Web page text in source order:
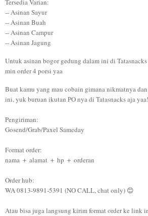
Tersedia Varian:
-- Asinan Sayur
-- Asinan Buah
-- Asinan Campur
-- Asinan Jagung
Untuk asinan bogor gedung dalam ini di Tatasnacks
min order 4 porsi yaa
Buat kamu yang mau cobain gimana nikmatnya
ini, yuk buruan ikutan PO nya di Tatasnacks aja yaa!
Pengiriman:
Gosend/Grab/Paxel Sameday
Format order:
nama ＋ alamat ＋ hp ＋ orderan
Order hub:
WA 0813-9891-5391 (NO CALL, chat only) 😊
Atau bisa juga langsung kirim format order ke link